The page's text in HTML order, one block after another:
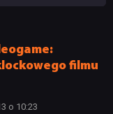
filmu
o 10:23